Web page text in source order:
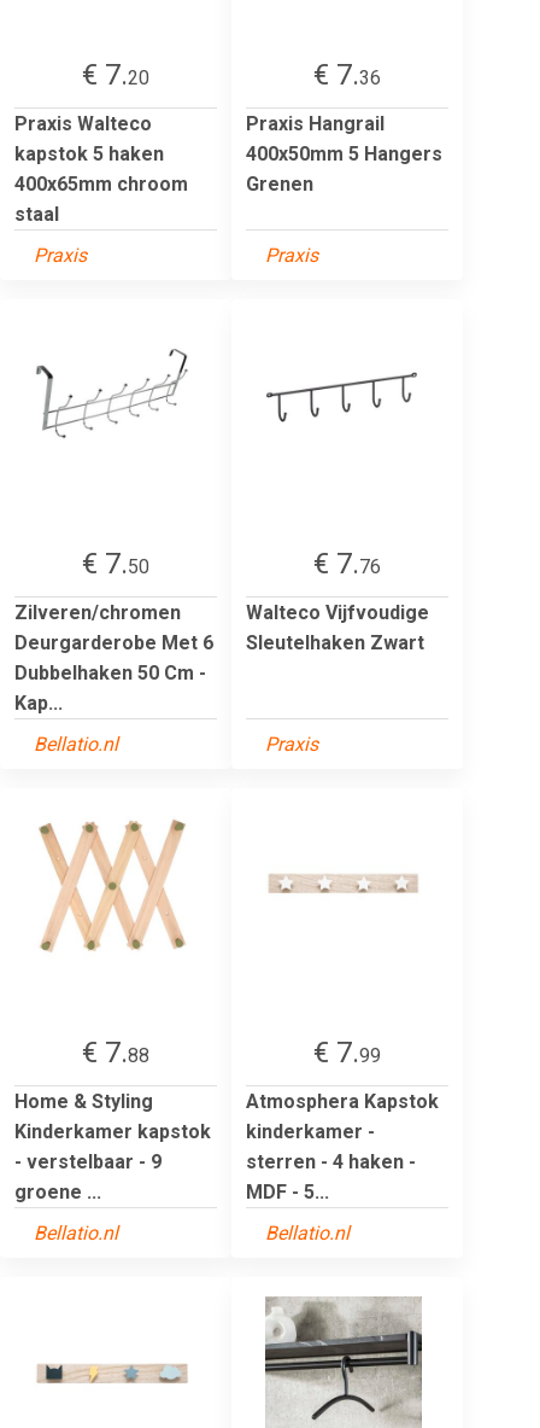
€ 7.20
Praxis Walteco
kapstok 5 haken
400x65mm chroom
staal
Praxis
€ 7.36
Praxis Hangrail
400x50mm 5 Hangers
Grenen
Praxis
€ 7.50
Zilveren/chromen
Deurgarderobe Met 6
Dubbelhaken 50 Cm -
Kap...
Bellatio.nl
€ 7.76
Walteco Vijfvoudige
Sleutelhaken Zwart
Praxis
€ 7.88
Home & Styling
Kinderkamer kapstok
- verstelbaar - 9
groene ...
Bellatio.nl
€ 7.99
Atmosphera Kapstok
kinderkamer -
sterren - 4 haken -
MDF - 5...
Bellatio.nl